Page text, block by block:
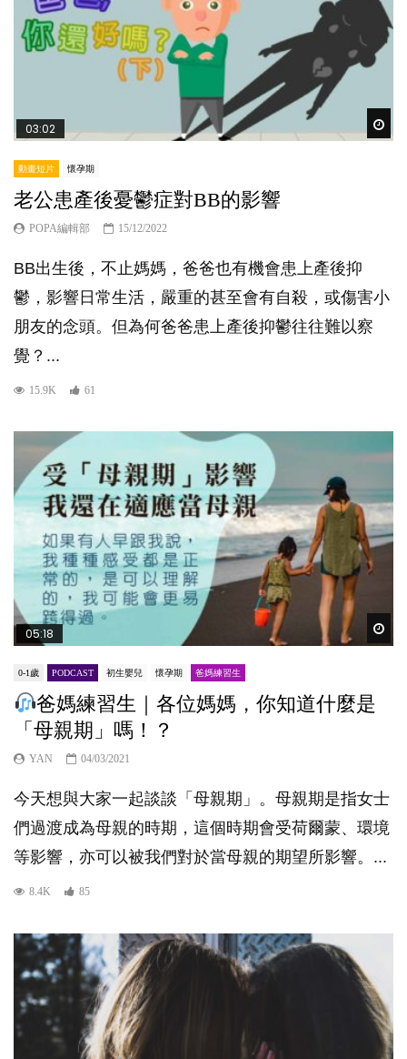
03:02
動畫短片 懷孕期
老公患產後憂鬱症對BB的影響
POPA編輯部 15/12/2022
BB出生後，不止媽媽，爸爸也有機會患上產後抑
鬱，影響日常生活，嚴重的甚至會有自殺，或傷害小
朋友的念頭。但為何爸爸患上產後抑鬱往往難以察
覺？...
15.9K 61
05:18
0-1歲 PODCAST 初生嬰兒 懷孕期 爸媽練習生
爸媽練習生｜各位媽媽，你知道什麼是
「母親期」嗎！？
YAN 04/03/2021
今天想與大家一起談談「母親期​」。母親期是指女士
們過渡成為母親的時期，這個時期會受荷爾蒙、環境
等影響，亦可以被我們對於當母親的期望所影響。...
8.4K 85